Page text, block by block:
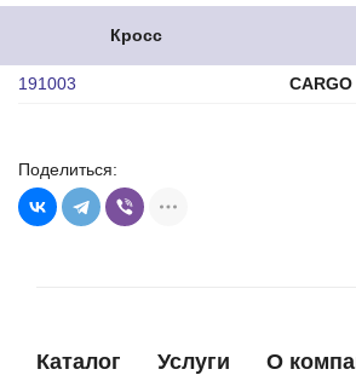
Кросс
191003 CARGO
Поделиться:
Каталог Услуги О